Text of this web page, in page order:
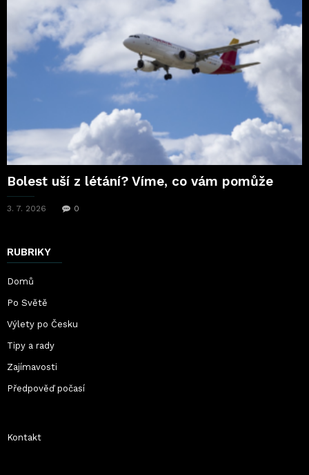
Bolest uší z létání? Víme, co vám pomůže
3. 7. 2026 0
RUBRIKY
Domů
Po Světě
Výlety po Česku
Tipy a rady
Zajímavosti
Předpověď počasí
Kontakt